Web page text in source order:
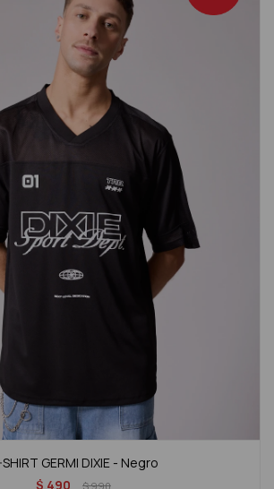
GERMI DIXIE - Negro
$ 490 $990